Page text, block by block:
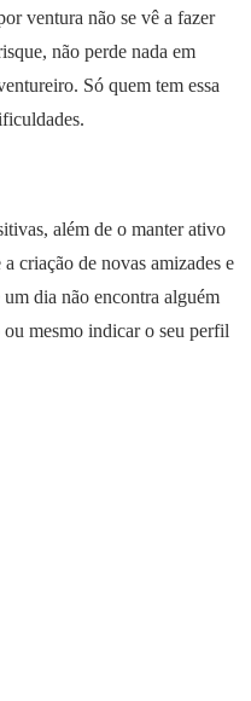
ventura não se vê a fazer
não perde nada em
Só quem tem essa
além de o manter ativo
criação de novas amizades e
dia não encontra alguém
mesmo indicar o seu perfil